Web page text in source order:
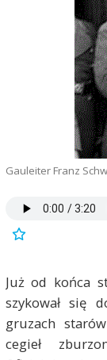
Gauleiter Franz
Już od końca
szykował się
gruzach
cegieł